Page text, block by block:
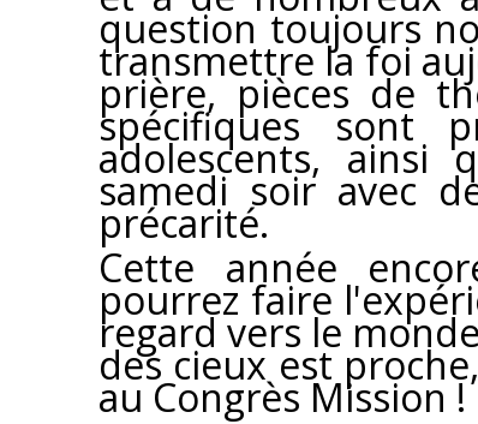
question toujours
transmettre la foi
prière, pièces de
spécifiques sont
adolescents,
samedi soir avec
précarité.
Cette année
pourrez faire
regard vers le
des cieux est
au Congrès Mission !